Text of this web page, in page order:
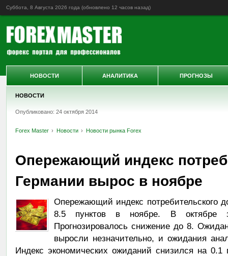
Суббота, 8 Августа 2026 года (обновлено 12 часов назад)
НОВОСТИ
Опубликовано: 24 октября 2014
Forex Master Новости Новости рынка Forex
Опережающий индекс
Германии вырос в ноябре
Опережающий индекс потребительского
8.5 пунктов в ноябре. В октябре
Прогнозировалось снижение до 8.
выросли незначительно, и ожидания
Индекс экономических ожиданий снизился на 0.1
НОВОСТИ АНАЛИТИКА ПРОГНОЗЫ